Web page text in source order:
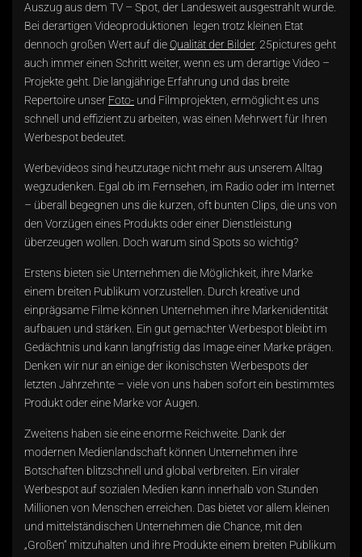
Auszug aus dem TV – Spot, der Landesweit ausgestrahlt wurde.
Bei derartigen Videoproduktionen legen trotz kleinen Etat
dennoch großen Wert auf dieQualität der Bilder. 25pictures geht
auch immer einen Schritt weiter, wenn es um derartige Video –
Projekte geht. Die langjährige Erfahrung und das breite
Repertoire unser Foto- und Filmprojekten, ermöglicht es uns
schnell und effizient zu arbeiten, was einen Mehrwert für Ihren
Werbespot bedeutet.
Werbevideos sind heutzutage nicht mehr aus unserem Alltag
wegzudenken. Egal ob im Fernsehen, im Radio oder im Internet
– überall begegnen uns die kurzen, oft bunten Clips, die uns von
den Vorzügen eines Produkts oder einer Dienstleistung
überzeugen wollen. Doch warum sind Spots so wichtig?
Erstens bieten sie Unternehmen die Möglichkeit, ihre Marke
einem breiten Publikum vorzustellen. Durch kreative und
einprägsame Filme können Unternehmen ihre Markenidentität
aufbauen und stärken. Ein gut gemachter Werbespot bleibt im
Gedächtnis und kann langfristig das Image einer Marke prägen.
Denken wir nur an einige der ikonischsten Werbespots der
letzten Jahrzehnte – viele von uns haben sofort ein bestimmtes
Produkt oder eine Marke vor Augen.
Zweitens haben sie eine enorme Reichweite. Dank der
modernen Medienlandschaft können Unternehmen ihre
Botschaften blitzschnell und global verbreiten. Ein viraler
Werbespot auf sozialen Medien kann innerhalb von Stunden
Millionen von Menschen erreichen. Das bietet vor allem kleinen
und mittelständischen Unternehmen die Chance, mit den
„Großen“ mitzuhalten und ihre Produkte einem breiten Publikum